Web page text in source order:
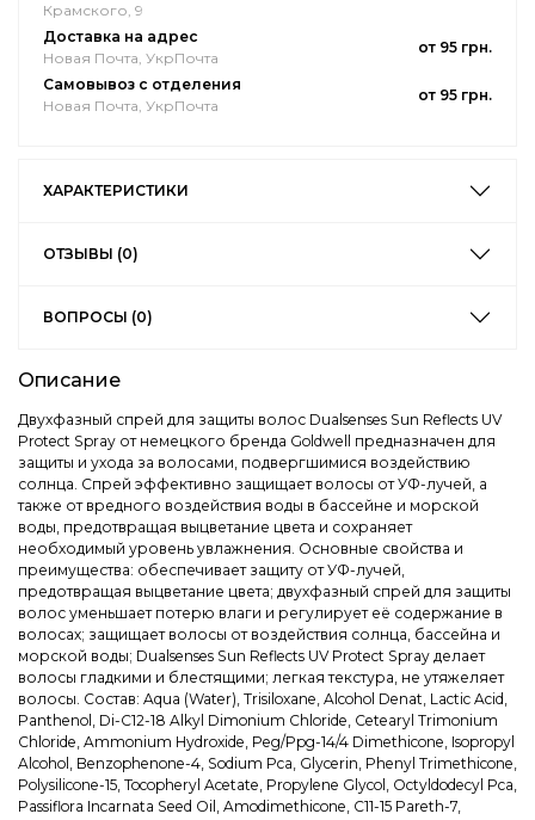
Крамского, 9
Доставка на адрес
Новая Почта, УкрПочта
от 95 грн.
Самовывоз с отделения
Новая Почта, УкрПочта
от 95 грн.
ХАРАКТЕРИСТИКИ
ОТЗЫВЫ (0)
ВОПРОСЫ (0)
Описание
Двухфазный спрей для защиты волос Dualsenses Sun Reflects UV
Protect Spray от немецкого бренда Goldwell предназначен для
защиты и ухода за волосами, подвергшимися воздействию
солнца. Спрей эффективно защищает волосы от УФ-лучей, а
также от вредного воздействия воды в бассейне и морской
воды, предотвращая выцветание цвета и сохраняет
необходимый уровень увлажнения. Основные свойства и
преимущества: обеспечивает защиту от УФ-лучей,
предотвращая выцветание цвета; двухфазный спрей для защиты
волос уменьшает потерю влаги и регулирует её содержание в
волосах; защищает волосы от воздействия солнца, бассейна и
морской воды; Dualsenses Sun Reflects UV Protect Spray делает
волосы гладкими и блестящими; легкая текстура, не утяжеляет
волосы. Состав: Aqua (Water), Trisiloxane, Alcohol Denat, Lactic Acid,
Panthenol, Di-C12-18 Alkyl Dimonium Chloride, Cetearyl Trimonium
Chloride, Ammonium Hydroxide, Peg/Ppg-14/4 Dimethicone, Isopropyl
Alcohol, Benzophenone-4, Sodium Pca, Glycerin, Phenyl Trimethicone,
Polysilicone-15, Tocopheryl Acetate, Propylene Glycol, Octyldodecyl Pca,
Passiflora Incarnata Seed Oil, Amodimethicone, C11-15 Pareth-7,